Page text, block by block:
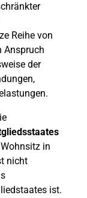
Reihe von
Anspruch
der
in
nicht
ist.